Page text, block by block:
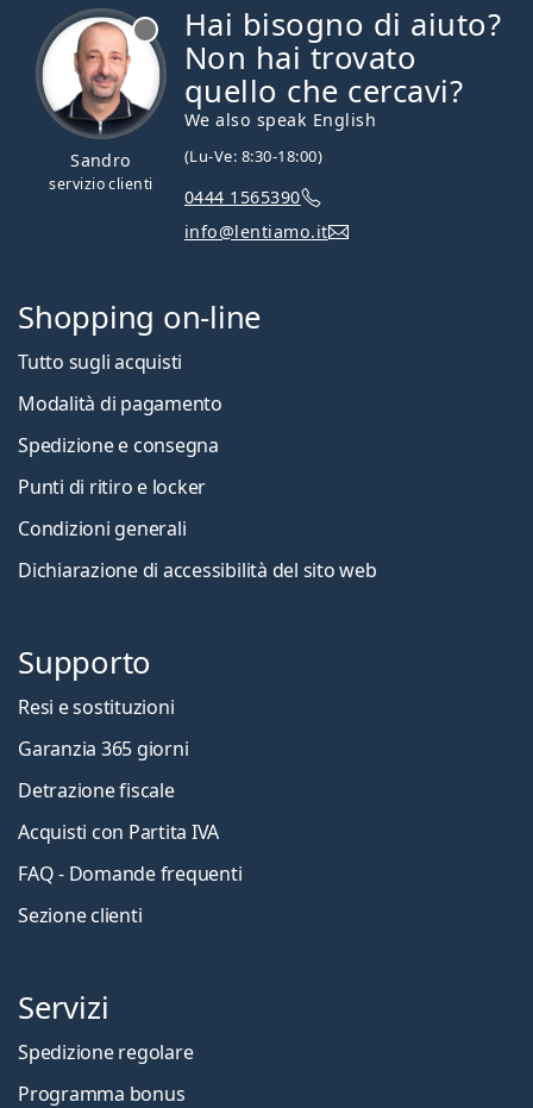
Sandro
servizio clienti
Hai bisogno di aiuto?
Non hai trovato
quello che cercavi?
We also speak English
(Lu-Ve: 8:30-18:00)
0444 1565390
info@lentiamo.it
Shopping on-line
Tutto sugli acquisti
Modalità di pagamento
Spedizione e consegna
Punti di ritiro e locker
Condizioni generali
Dichiarazione di accessibilità del sito web
Supporto
Resi e sostituzioni
Garanzia 365 giorni
Detrazione fiscale
Acquisti con Partita IVA
FAQ - Domande frequenti
Sezione clienti
Servizi
Spedizione regolare
Programma bonus